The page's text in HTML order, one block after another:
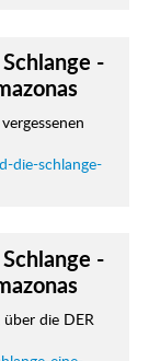
-
die-schlange-
-
die DER